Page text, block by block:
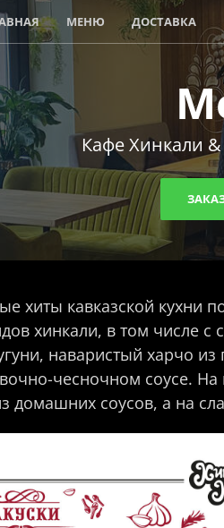
МЕНЮ ДОСТАВКА
Кафе Хинкали
хиты кавказской кухни
хинкали, в том числе с
наваристый харчо
чесночном соусе.
домашних соусов, а на